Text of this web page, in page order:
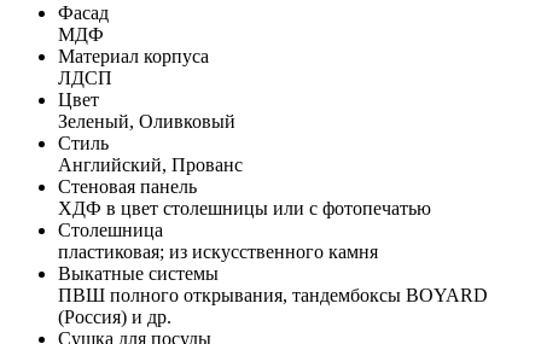
Фасад
МДФ
Материал корпуса
ЛДСП
Цвет
Зеленый, Оливковый
Стиль
Английский, Прованс
Стеновая панель
ХДФ в цвет столешницы или с фотопечатью
Столешница
пластиковая; из искусственного камня
Выкатные системы
ПВШ полного открывания, тандембоксы BOYARD
(Россия) и др.
Сушка для посуды